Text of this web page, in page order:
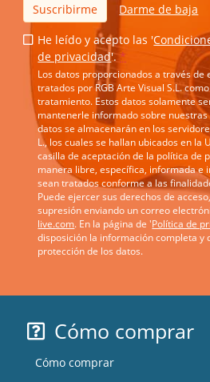
Suscribirme Darme de baja
He leído y acepto las '
de privacidad'.*
Los datos proporcionados a través
tratados por RGB Arte Visual S.L.
tratamiento. Estos datos solamente
mantenerle informado sobre nuestras
datos se almacenarán en los
L., los cuales se hallan ubicados en la
casilla de aceptación de la política de
manera libre, específica, informada e
sean tratados conforme a las
Puede ejercer sus derechos de
supresión enviando un correo
live.com. En la página de 'Política de
disposición la información completa y
protección de los datos.
Cómo comprar
Cómo comprar